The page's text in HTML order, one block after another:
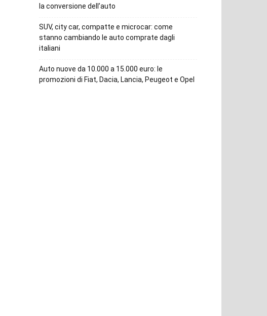
la conversione dell’auto
SUV, city car, compatte e microcar: come
stanno cambiando le auto comprate dagli
italiani
Auto nuove da 10.000 a 15.000 euro: le
promozioni di Fiat, Dacia, Lancia, Peugeot e Opel